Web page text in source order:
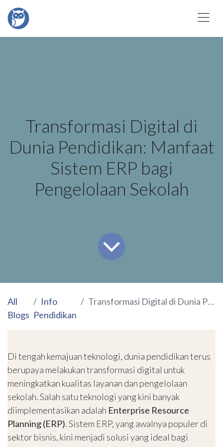
Transformasi Digital di
Dunia Pendidikan: Manfaat
Sistem ERP bagi
Pengelolaan Sekolah
All
Blogs
Info
Pendidikan
Transformasi Digital di Dunia Pendidikan: Manfaat Sistem ERP bagi Pengelolaan Sekolah
Di tengah kemajuan teknologi, dunia pendidikan terus
berupaya melakukan transformasi digital untuk
meningkatkan kualitas layanan dan pengelolaan
sekolah. Salah satu teknologi yang kini banyak
diimplementasikan adalah Enterprise Resource
Planning (ERP). Sistem ERP, yang awalnya populer di
sektor bisnis, kini menjadi solusi yang ideal bagi